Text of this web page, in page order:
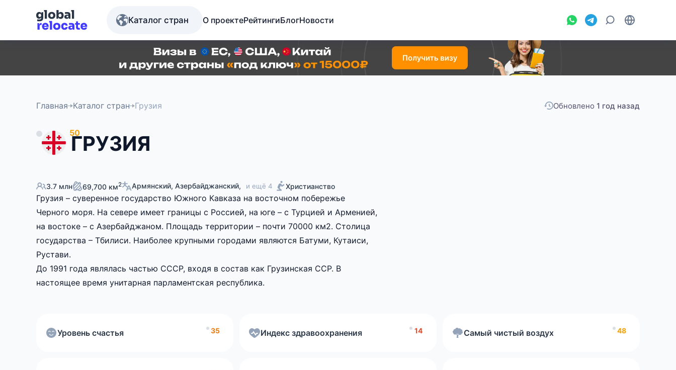
Каталог стран О проектеРейтингиБлогНовости
Главная Каталог стран Грузия Обновлено 1 год назад
50
ГРУЗИЯ
3.7 млн 69,700 км2 Армянский, Азербайджанский, и ещё 4 Христианство
Грузия – суверенное государство Южного Кавказа на восточном побережье
Черного моря. На севере имеет границы с Россией, на юге – с Турцией и Арменией,
на востоке – с Азербайджаном. Площадь территории – почти 70000 км2. Столица
государства – Тбилиси. Наиболее крупными городами являются Батуми, Кутаиси,
Рустави.
До 1991 года являлась частью СССР, входя в состав как Грузинская ССР. В
настоящее время унитарная парламентская республика.
Уровень счастья 35
World Happiness Report
Индекс здравоохранения 14
индекс здравоохранения
Самый чистый воздух 48
Индекс социального прогресса